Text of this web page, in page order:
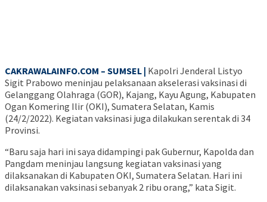
CAKRAWALAINFO.COM – SUMSEL | Kapolri Jenderal Listyo
Sigit Prabowo meninjau pelaksanaan akselerasi vaksinasi di
Gelanggang Olahraga (GOR), Kajang, Kayu Agung, Kabupaten
Ogan Komering Ilir (OKI), Sumatera Selatan, Kamis
(24/2/2022). Kegiatan vaksinasi juga dilakukan serentak di 34
Provinsi.
“Baru saja hari ini saya didampingi pak Gubernur, Kapolda dan
Pangdam meninjau langsung kegiatan vaksinasi yang
dilaksanakan di Kabupaten OKI, Sumatera Selatan. Hari ini
dilaksanakan vaksinasi sebanyak 2 ribu orang,” kata Sigit.